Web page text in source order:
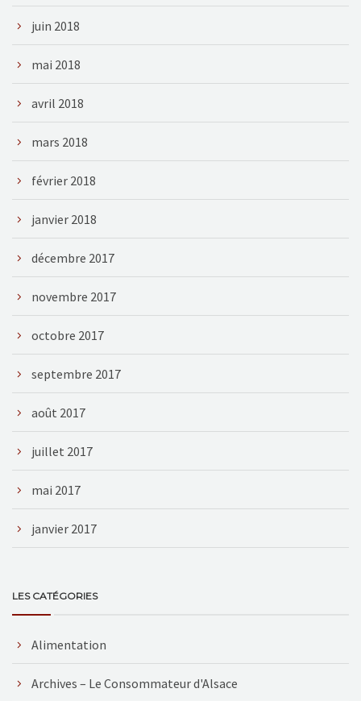
juin 2018
mai 2018
avril 2018
mars 2018
février 2018
janvier 2018
décembre 2017
novembre 2017
octobre 2017
septembre 2017
août 2017
juillet 2017
mai 2017
janvier 2017
LES CATÉGORIES
Alimentation
Archives – Le Consommateur d'Alsace